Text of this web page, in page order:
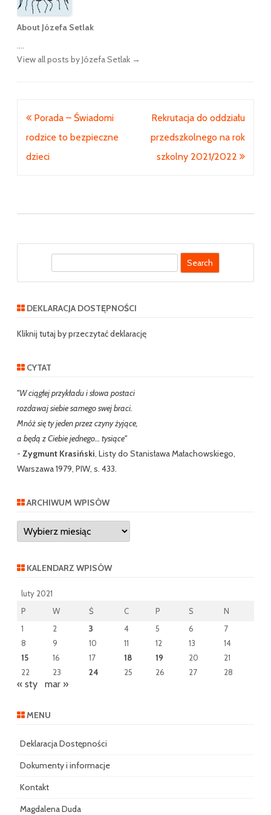
About Józefa Setlak
....
View all posts by Józefa Setlak →
Nawigacja
wpisu
Porada – Świadomi
rodzice to bezpieczne
dzieci
Rekrutacja do oddziału
przedszkolnego na rok
szkolny 2021/2022
r
h
DEKLARACJA DOSTĘPNOŚCI
Kliknij tutaj by przeczytać deklarację
CYTAT
"W ciągłej przykładu i słowa postaci
rozdawaj siebie samego swej braci.
Mnóż się ty jeden przez czyny żyjące,
a będą z Ciebie jednego… tysiące"
- Zygmunt Krasiński, Listy do Stanisława Małachowskiego,
Warszawa 1979, PIW, s. 433.
ARCHIWUM WPISÓW
Archiwum
wpisów
KALENDARZ WPISÓW
luty 2021
P
W Ś C P S
N
1
2 3 4 5 6
7
8
9 10 11 12 13
14
15
16 17 18 19 20
21
22
23 24 25 26 27 28
« sty mar »
MENU
Deklaracja Dostępności
Dokumenty i informacje
Kontakt
Magdalena Duda